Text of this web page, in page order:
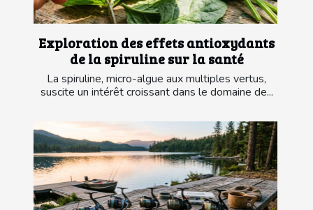
Exploration des effets antioxydants
de la spiruline sur la santé
La spiruline, micro-algue aux multiples vertus,
suscite un intérêt croissant dans le domaine de...